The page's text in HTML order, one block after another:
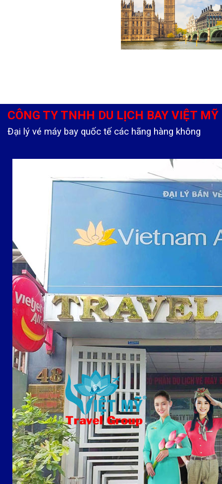
CÔNG TY TNHH DU LỊCH BAY VIỆT MỸ
Đại lý vé máy bay quốc tế các hãng hàng không